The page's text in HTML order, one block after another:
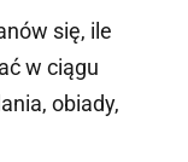
się, ile
w ciągu
obiady,